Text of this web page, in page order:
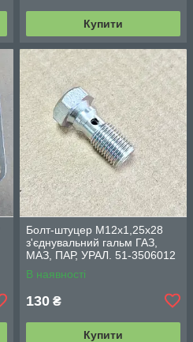
Купити
Болт-штуцер М12х1,25х28
з'єднувальний гальм ГАЗ,
МАЗ, ПАР, УРАЛ. 51-3506012
В наявності
130 ₴
Купити